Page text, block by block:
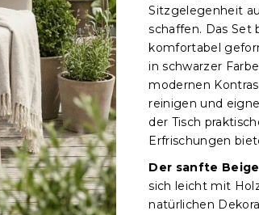
Sitzgelegenheit
schaffen. Das Set
komfortabel
in schwarzer
modernen
reinigen und
der Tisch
Erfrischungen
Der sanfte
sich leicht mit
natürlichen